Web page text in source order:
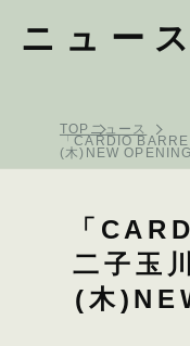
ニュース
TOP ニュース
「CARDIO
(木)NEW OPENING
「
二子玉
(木